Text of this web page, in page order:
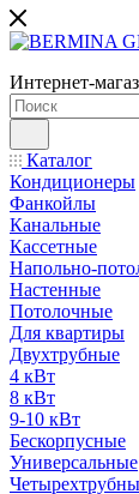
Интернет-
Каталог
Кондиционеры
Фанкойлы
Канальные
Кассетные
Напольно-
Настенные
Потолочные
Для квартиры
Двухтрубные
4 кВт
8 кВт
9-10 кВт
Бескорпусные
Универсальные